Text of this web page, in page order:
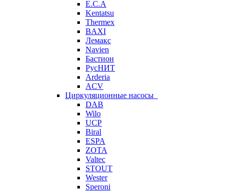
E.C.A
Kentatsu
Thermex
BAXI
Лемакс
Navien
Бастион
РусНИТ
Arderia
ACV
Циркуляционные насосы
DAB
Wilo
UCP
Biral
ESPA
ZOTA
Valtec
STOUT
Wester
Speroni